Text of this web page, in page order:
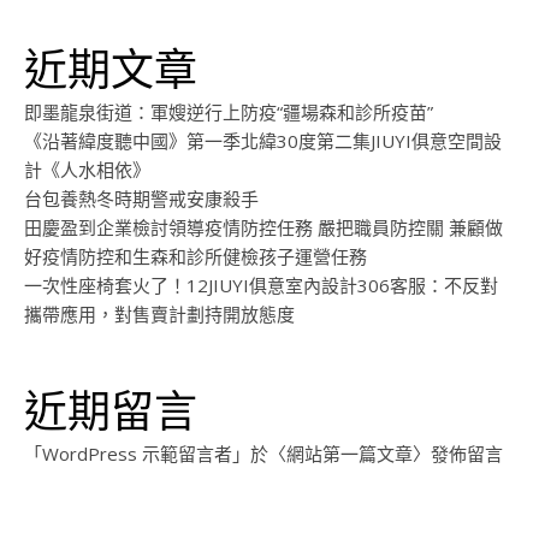
近期文章
即墨龍泉街道：軍嫂逆行上防疫“疆場森和診所疫苗”
《沿著緯度聽中國》第一季北緯30度第二集JIUYI俱意空間設
計《人水相依》
台包養熱冬時期警戒安康殺手
田慶盈到企業檢討領導疫情防控任務 嚴把職員防控關 兼顧做
好疫情防控和生森和診所健檢孩子運營任務
一次性座椅套火了！12JIUYI俱意室內設計306客服：不反對
攜帶應用，對售賣計劃持開放態度
近期留言
「WordPress 示範留言者 」於〈網站第一篇文章〉發佈留言